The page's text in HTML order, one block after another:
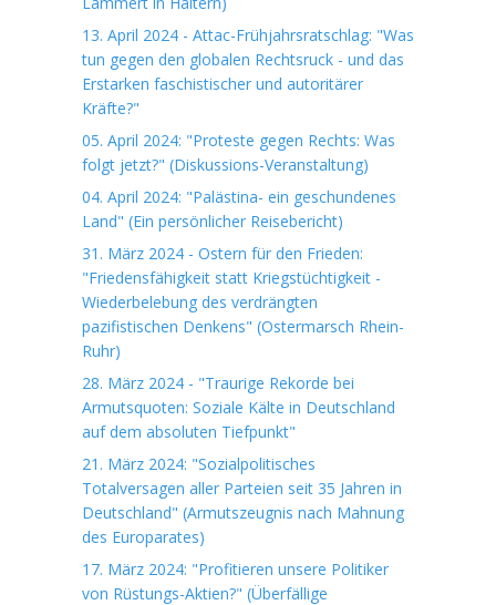
13. April 2024 - Attac-Frühjahrsratschlag: "Was
tun gegen den globalen Rechtsruck - und das
Erstarken faschistischer und autoritärer
Kräfte?"
05. April 2024: "Proteste gegen Rechts: Was
folgt jetzt?" (Diskussions-Veranstaltung)
04. April 2024: "Palästina- ein geschundenes
Land" (Ein persönlicher Reisebericht)
31. März 2024 - Ostern für den Frieden:
"Friedensfähigkeit statt Kriegstüchtigkeit -
Wiederbelebung des verdrängten
pazifistischen Denkens" (Ostermarsch Rhein-
Ruhr)
28. März 2024 - "Traurige Rekorde bei
Armutsquoten: Soziale Kälte in Deutschland
auf dem absoluten Tiefpunkt"
21. März 2024: "Sozialpolitisches
Totalversagen aller Parteien seit 35 Jahren in
Deutschland" (Armutszeugnis nach Mahnung
des Europarates)
17. März 2024: "Profitieren unsere Politiker
von Rüstungs-Aktien?" (Überfällige